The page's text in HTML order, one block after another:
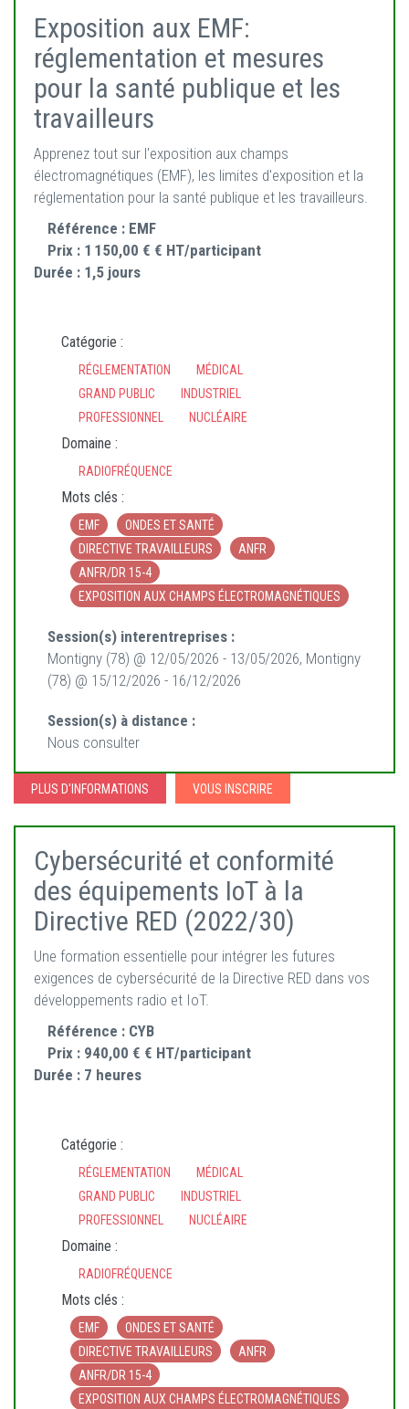
Exposition aux EMF:
réglementation et mesures
pour la santé publique et les
travailleurs
Apprenez tout sur l'exposition aux champs
électromagnétiques (EMF), les limites d'exposition et la
réglementation pour la santé publique et les travailleurs.
Référence : EMF
Prix : 1 150,00 € € HT/participant
Durée : 1,5 jours
Catégorie :
RÉGLEMENTATION
MÉDICAL
GRAND PUBLIC
INDUSTRIEL
PROFESSIONNEL
NUCLÉAIRE
Domaine :
RADIOFRÉQUENCE
Mots clés :
EMF
ONDES ET SANTÉ
DIRECTIVE TRAVAILLEURS
ANFR
ANFR/DR 15-4
EXPOSITION AUX CHAMPS ÉLECTROMAGNÉTIQUES
Session(s) interentreprises :
Montigny (78) @ 12/05/2026 - 13/05/2026, Montigny
(78) @ 15/12/2026 - 16/12/2026
Session(s) à distance :
Nous consulter
PLUS D'INFORMATIONS VOUS INSCRIRE
Cybersécurité et conformité
des équipements IoT à la
Directive RED (2022/30)
Une formation essentielle pour intégrer les futures
exigences de cybersécurité de la Directive RED dans vos
développements radio et IoT.
Référence : CYB
Prix : 940,00 € € HT/participant
Durée : 7 heures
Catégorie :
RÉGLEMENTATION
MÉDICAL
GRAND PUBLIC
INDUSTRIEL
PROFESSIONNEL
NUCLÉAIRE
Domaine :
RADIOFRÉQUENCE
Mots clés :
EMF
ONDES ET SANTÉ
DIRECTIVE TRAVAILLEURS
ANFR
ANFR/DR 15-4
EXPOSITION AUX CHAMPS ÉLECTROMAGNÉTIQUES